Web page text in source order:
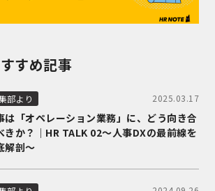
すめ記事
部より 2025.03.17
は「オペレーション業務」に、どう向き合
きか？｜HR TALK 02～人事DXの最前線を
解剖～